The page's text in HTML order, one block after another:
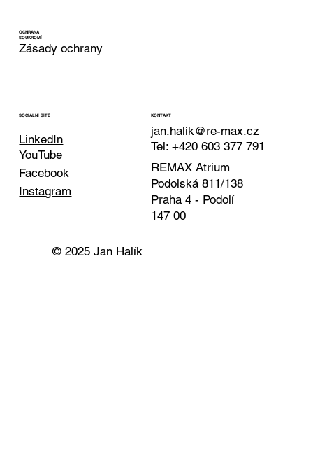
OCHRANA
SOUKROMÍ
Zásady ochrany
SOCIÁLNÍ SÍTĚ
LinkedIn
Facebook
YouTube
Instagram
KONTAKT
jan.halik@re-max.cz
Tel: +420 603 377 791
REMAX Atrium
Podolská 811/138
Praha 4 - Podolí
147 00
© 2025 Jan Halík